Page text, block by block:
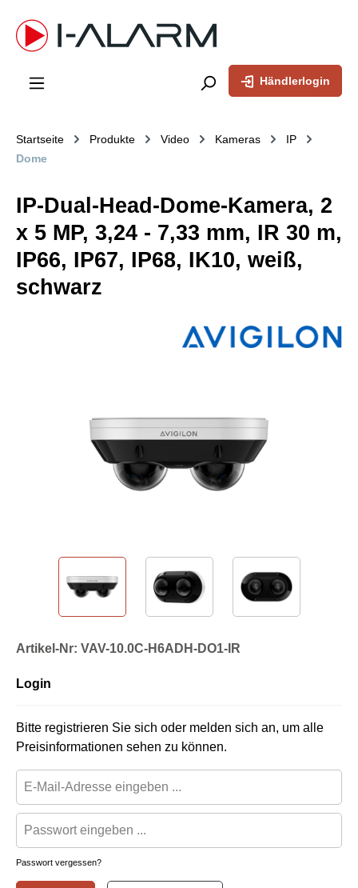
springen
Händlerlogin
Startseite Produkte Video Kameras
IP
Dome
IP-Dual-Head-Dome-Kamera, 2
x 5 MP, 3,24 - 7,33 mm, IR 30 m,
IP66, IP67, IP68, IK10, weiß,
schwarz
Artikel-Nr: VAV-10.0C-H6ADH-DO1-IR
Login
Bitte registrieren Sie sich oder melden sich an, um alle
Preisinformationen sehen zu können.
Passwort vergessen?